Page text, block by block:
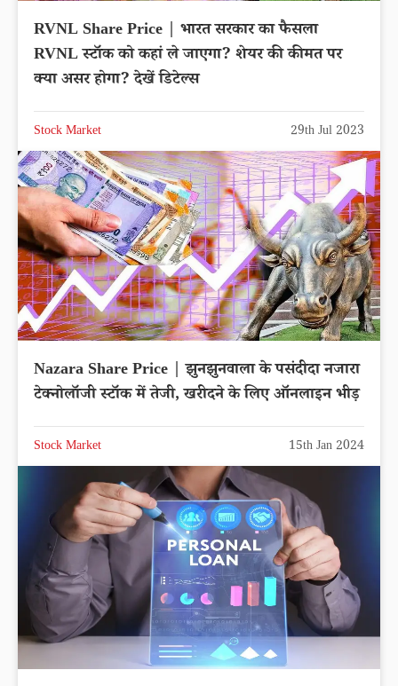
RVNL Share Price | भारत सरकार का फैसला
RVNL स्टॉक को कहां ले जाएगा? शेयर की कीमत पर
क्या असर होगा? देखें डिटेल्स
Stock Market 29th Jul 2023
Nazara Share Price | झुनझुनवाला के पसंदीदा नजारा
टेक्नोलॉजी स्टॉक में तेजी, खरीदने के लिए ऑनलाइन भीड़
Stock Market 15th Jan 2024